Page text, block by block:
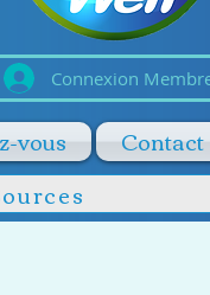
Connexion
vous
Contact